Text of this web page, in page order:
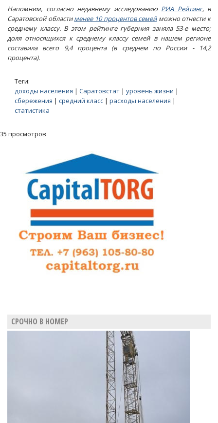
Напомним, согласно недавнему исследованию РИА Рейтинг, в
Саратовской областименее 10 процентов семейможно отнести к
среднему классу. В этом рейтинге губерния заняла 53-е место;
доля относящихся к среднему классу семей в нашем регионе
составила всего 9,4 процента (в среднем по России - 14,2
процента).
Теги:
доходы населения | Саратовстат | уровень жизни |
сбережения | средний класс | расходы населения |
статистика
35 просмотров
СРОЧНО В НОМЕР